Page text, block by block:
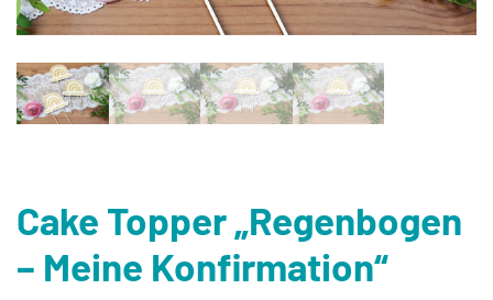
Cake Topper „Regenbogen
– Meine Konfirmation“